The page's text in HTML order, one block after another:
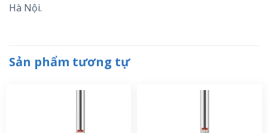
Hà Nội.
Sản phẩm tương tự